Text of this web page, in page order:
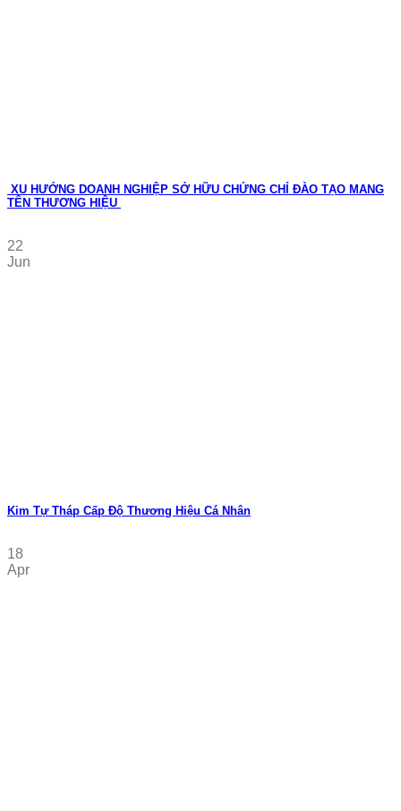
XU HƯỚNG DOANH NGHIỆP SỞ HỮU CHỨNG CHỈ ĐÀO TẠO MANG
TÊN THƯƠNG HIỆU
22
Jun
Kim Tự Tháp Cấp Độ Thương Hiệu Cá Nhân
18
Apr